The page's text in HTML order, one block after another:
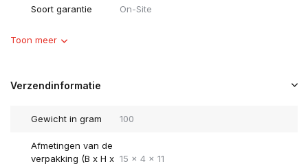
Soort garantie On-Site
Toon meer
Verzendinformatie
Gewicht in gram 100
Afmetingen van de
verpakking (B x H x 15 x 4 x 11